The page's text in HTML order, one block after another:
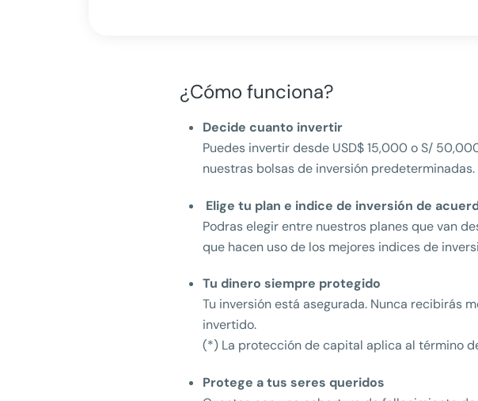
¿Cómo funciona?
Decide cuanto invertir
Puedes invertir desde USD$ 15,000 o S/
nuestras bolsas de inversión predeterminadas.
Elige tu plan e indice de inversión de
Podras elegir entre nuestros planes que van
que hacen uso de los mejores indices de
Tu dinero siempre protegido
Tu inversión está asegurada. Nunca recibirás
invertido.
(*) La protección de capital aplica al término
Protege a tus seres queridos